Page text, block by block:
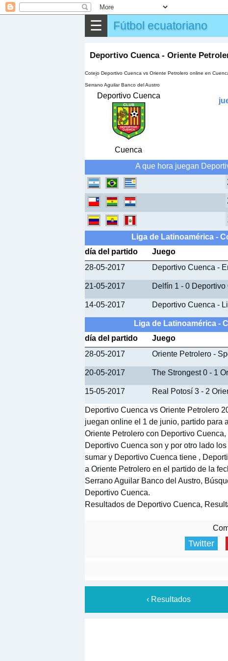
☰ Fútbol ecuatoriano
Deportivo Cuenca - Oriente
Cotejo Deportivo Cuenca vs Oriente Petrolero online en
Serrano Aguilar Banco del Austro
Deportivo Cuenca
Cuenca
A que hora juegan
Liga de Latinoamérica -
día del partido
Juego
28-05-2017
Deportivo Cuenca -
21-05-2017 Delfín 1 - 0 Deportivo
14-05-2017 Deportivo Cuenca -
Liga de Latinoamérica -
día del partido
Juego
28-05-2017
Oriente Petrolero -
20-05-2017 The Strongest 0 - 1
15-05-2017 Real Potosí 3 - 2
Deportivo Cuenca vs Oriente Petrolero
juegan online el 1 de junio, partido para
Oriente Petrolero con Deportivo
Deportivo Cuenca son y por otro lado
sumar y Deportivo Cuenca tiene ,
a Oriente Petrolero en el partido de la
Serrano Aguilar Banco del Austro,
Deportivo Cuenca.
Resultados de Deportivo Cuenca,
Twitter
‹ Resultados
▶ Partidos
✎ Otros